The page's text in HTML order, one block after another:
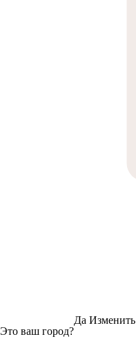
Это ваш город?
Да Изменить